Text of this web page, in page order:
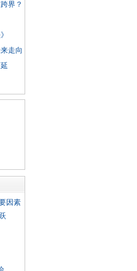
界？
走向
因素